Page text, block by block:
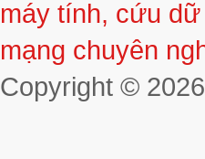
Copyright © 2026